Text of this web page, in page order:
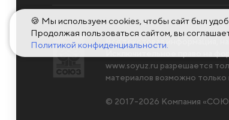
Вся текстовая информация,
Исключительное право на
www.soyuz.ru разрешается
материалов возможно только
© 2017-2026 Компания
🍪 Мы используем cookies, чтобы сайт был
Продолжая пользоваться сайтом, вы
Политикой конфиденциальности.